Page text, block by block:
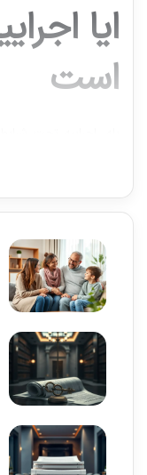
ایا
است
مختلف مانند ابطال،
سند رسمی لازم
هر فرآیند حقوقی
جریان صدور یا
سازوکارهایی را برای
محکوم علیه ها و
تمایز میان انواع
بالایی برخوردار است.
وکلای کارآموز،
سازوکارهای حقوقی مرتبط
1. مفهوم
به آن